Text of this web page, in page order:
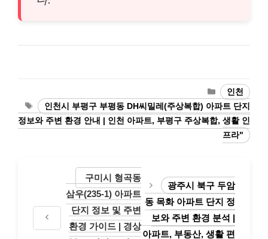
Categories
인천
Tags인천시 부평구 부평동 DH씨밀레(주상복합) 아파트 단지
정보와 주변 환경 안내 | 인천 아파트, 부평구 주상복합, 생활 인
프라"
구미시 형곡동
삼우(235-1) 아파트
단지 정보 및 주변
환경 가이드 | 경상
광주시 북구 두암
동 목화 아파트 단지 정
보와 주변 환경 분석 |
아파트, 부동산, 생활 편